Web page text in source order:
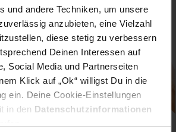
und andere Techniken, um unsere
anzubieten, eine Vielzahl
diese stetig zu verbessern
Deinen Interessen auf
Social Media und Partnerseiten
Klick auf „Ok“ willigst Du in die
ein. Deine Cookie-Einstellungen
in den Datenschutzinformationen